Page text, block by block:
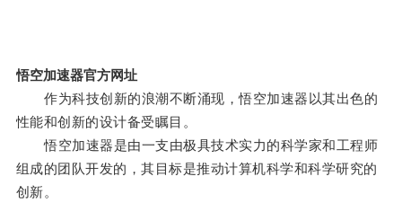
悟空加速器官方网址
作为科技创新的浪潮不断涌现，悟空加速器以其出色的
性能和创新的设计备受瞩目。
悟空加速器是由一支由极具技术实力的科学家和工程师
组成的团队开发的，其目标是推动计算机科学和科学研究的
创新。